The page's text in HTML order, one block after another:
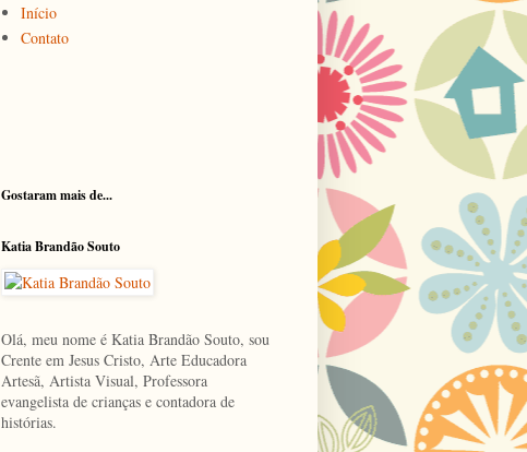
Início
Contato
Gostaram mais de...
Katia Brandão Souto
Olá, meu nome é Katia Brandão Souto, sou
Crente em Jesus Cristo, Arte Educadora
Artesã, Artista Visual, Professora
evangelista de crianças e contadora de
histórias.